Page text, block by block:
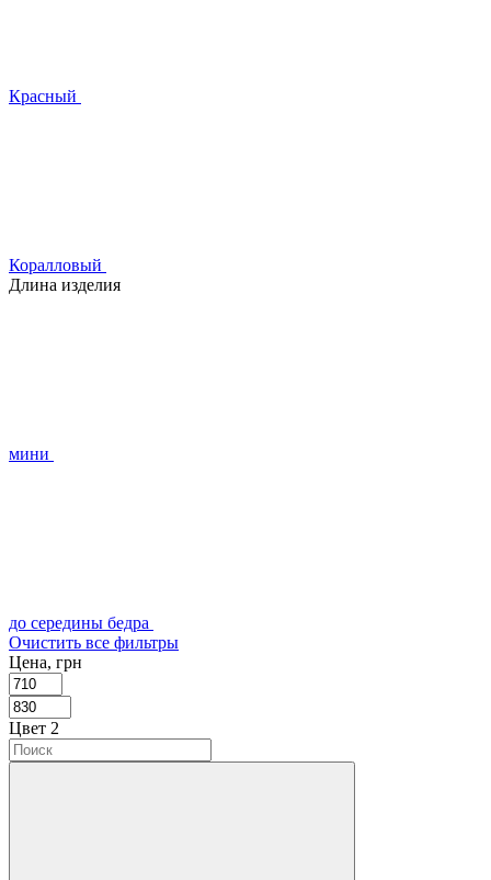
Красный
Коралловый
Длина изделия
мини
до середины бедра
Очистить все фильтры
Цена, грн
Цвет 2